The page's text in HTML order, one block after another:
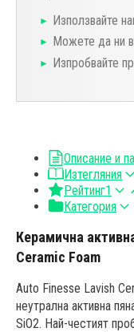
Използвайте
Можете да ни
Изпробвайте
Описание и
Изтегляния
Рейтинг1
Категория
Керамична
Ceramic Foam
Auto Finesse Lavish
неутрална активна
SiO2. Най-честият